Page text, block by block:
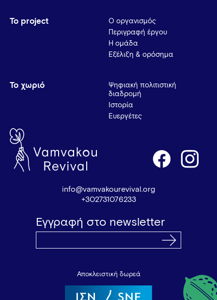
Το project
Ο οργανισμός
Περιγραφή έργου
Η ομάδα
Εξέλιξη & ορόσημα
Το χωριό
Ψηφιακή πολιτιστική
διαδρομή
Ιστορία
Ευεργέτες
info@vamvakourevival.org
+302731076233
Εγγραφή στο newsletter
Αποκλειστική δωρεά